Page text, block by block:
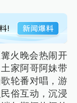
火晚会热闹开
家阿哥阿妹带
轮番对唱，游
俗互动，沉浸